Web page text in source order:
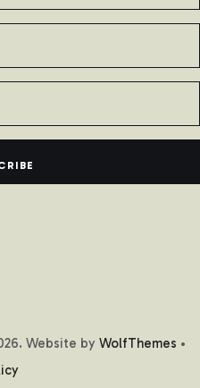
. Website by WolfThemes •